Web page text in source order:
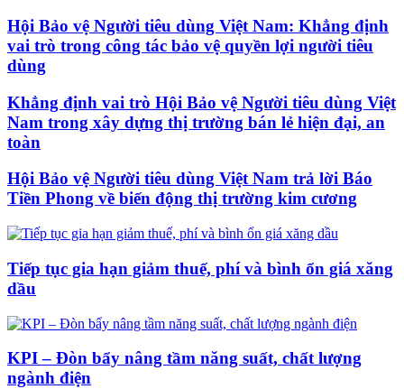
Hội Bảo vệ Người tiêu dùng Việt Nam: Khẳng định
vai trò trong công tác bảo vệ quyền lợi người tiêu
dùng
Khẳng định vai trò Hội Bảo vệ Người tiêu dùng Việt
Nam trong xây dựng thị trường bán lẻ hiện đại, an
toàn
Hội Bảo vệ Người tiêu dùng Việt Nam trả lời Báo
Tiền Phong về biến động thị trường kim cương
Tiếp tục gia hạn giảm thuế, phí và bình ổn giá xăng
dầu
KPI – Đòn bẩy nâng tầm năng suất, chất lượng
ngành điện